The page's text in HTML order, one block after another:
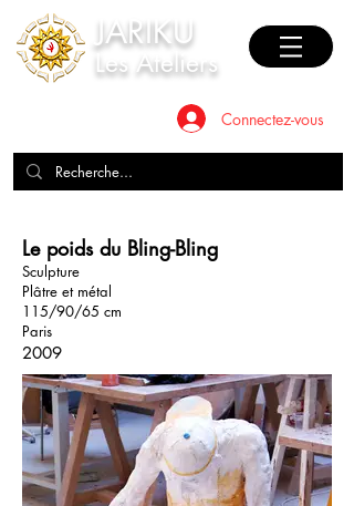
JARIKU
Les Ateliers
Connectez-vous
Le poids du Bling-Bling
Sculpture
Plâtre et métal
115/90/65 cm
Paris
2009